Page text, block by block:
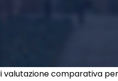
valutazione comparativa